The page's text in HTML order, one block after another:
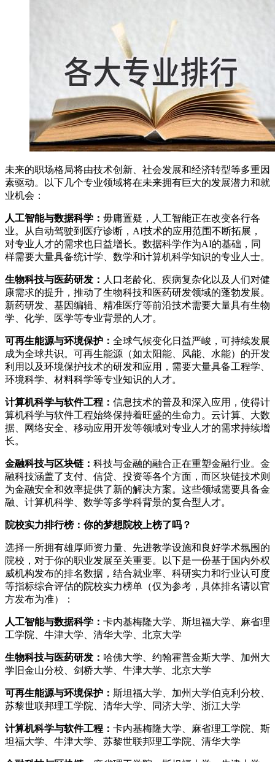
未来的职场格局将由技术创新、社会发展和经济转型等多重因
素驱动。以下几个专业领域将在未来拥有巨大的发展潜力和就
业机会：
人工智能与数据科学： 毋庸置疑，人工智能正在改变各行各
业。从自动驾驶到医疗诊断，AI技术的应用范围不断拓展，
对专业人才的需求也日益增长。数据科学作为AI的基础，同
样需要大量具备统计学、数学和计算机科学知识的专业人士。
生物科技与医药研发： 人口老龄化、疾病复杂化以及人们对健
康需求的提升，推动了生物科技和医药研发领域的蓬勃发展。
新药研发、基因编辑、精准医疗等前沿技术需要大量具有生物
学、化学、医学等专业背景的人才。
可再生能源与环境保护： 全球气候变化日益严峻，可持续发展
成为全球共识。可再生能源（如太阳能、风能、水能）的开发
利用以及环境保护技术的研发和应用，需要大量具备工程学、
环境科学、材料科学等专业知识的人才。
计算机科学与软件工程： 信息技术的普及和深入应用，使得计
算机科学与软件工程始终保持着旺盛的生命力。云计算、大数
据、网络安全、移动应用开发等领域对专业人才的需求持续增
长。
金融科技与区块链： 科技与金融的融合正在重塑金融行业。金
融科技涵盖了支付、信贷、投资等各个方面，而区块链技术则
为金融安全和效率提供了新的解决方案。这些领域需要具备金
融、计算机科学、数学等多学科背景的复合型人才。
院校实力排行榜：你的梦想院校上榜了吗？
选择一所拥有雄厚师资力量、先进教学设施和良好学术氛围的
院校，对于你的职业发展至关重要。以下是一份基于国内外权
威机构发布的排名数据，结合就业率、科研实力和行业认可度
等指标综合评估的院校实力榜单（仅为参考，具体排名请以官
方发布为准）：
人工智能与数据科学： 卡内基梅隆大学、斯坦福大学、麻省理
工学院、牛津大学、清华大学、北京大学
生物科技与医药研发： 哈佛大学、约翰霍普金斯大学、加州大
学旧金山分校、剑桥大学、牛津大学、北京大学
可再生能源与环境保护： 斯坦福大学、加州大学伯克利分校、
苏黎世联邦理工学院、清华大学、同济大学、浙江大学
计算机科学与软件工程： 卡内基梅隆大学、麻省理工学院、斯
坦福大学、牛津大学、苏黎世联邦理工学院、清华大学